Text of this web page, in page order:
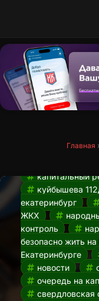
Главная
Аварийное
Насколько
аварийное
капитальный
куйбышева
екатеринбург
ЖКХ
контроль
безопасно жить
Екатеринбурге
новости
очередь на
свердловская